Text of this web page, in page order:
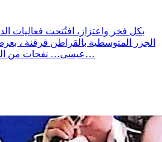
بكل فخر واعتزاز، افتُتحت فعاليات
الجزر المتوسطية بالقراطن قرقنة ،
عيسى… نفحات من التراث الروحي بقرقنة"، في…